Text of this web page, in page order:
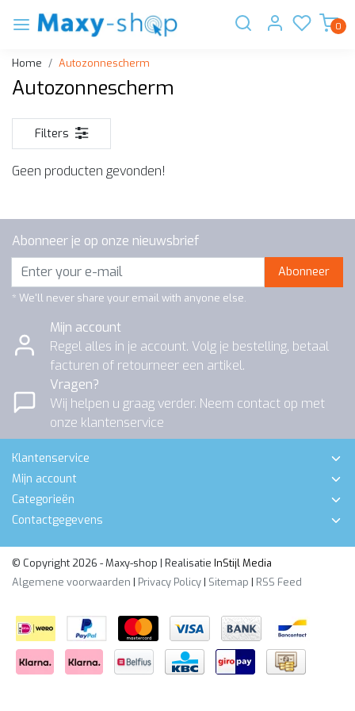
0
Home Autozonnescherm
Autozonnescherm
Filters
Geen producten gevonden!
Abonneer je op onze nieuwsbrief
Abonneer
* We'll never share your email with anyone else.
Mijn account
Regel alles in je account. Volg je bestelling, betaal
facturen of retourneer een artikel.
Vragen?
Wij helpen u graag verder. Neem contact op met
onze klantenservice
Klantenservice
Mijn account
Categorieën
Contactgegevens
© Copyright 2026 - Maxy-shop | Realisatie InStijl Media
Algemene voorwaarden | Privacy Policy | Sitemap | RSS Feed